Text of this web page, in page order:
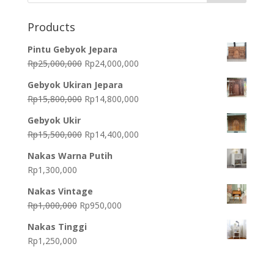
Products
Pintu Gebyok Jepara
Rp25,000,000 Original
was:
Rp25,000,000.
Rp24,000,000Current
Rp24,000,000.
Gebyok Ukiran Jepara
Rp15,800,000 Original
Rp15,800,000.
Rp14,800,000Current
Rp14,800,000.
Gebyok Ukir
Rp15,500,000 Original
was:
Rp14,400,000Current
Nakas Warna Putih
Rp1,300,000
Nakas Vintage
Rp1,000,000 Original
was:
Rp950,000Current
Nakas Tinggi
Rp1,250,000